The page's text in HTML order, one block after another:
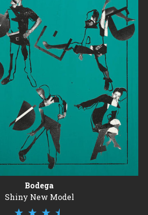
Bodega
Shiny New Model